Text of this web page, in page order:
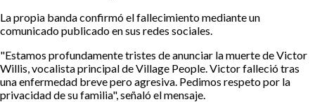
La propia banda confirmó el fallecimiento mediante un
comunicado publicado en sus redes sociales.
"Estamos profundamente tristes de anunciar la muerte de Victor
Willis, vocalista principal de Village People. Victor falleció tras
una enfermedad breve pero agresiva. Pedimos respeto por la
privacidad de su familia", señaló el mensaje.